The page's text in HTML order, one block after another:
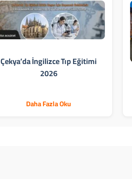
Çekya’da İngilizce Tıp Eğitimi
2026
Daha Fazla Oku